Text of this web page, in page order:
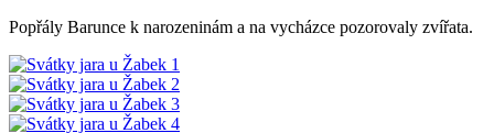
Popřály Barunce k narozeninám a na vycházce pozorovaly zvířata.